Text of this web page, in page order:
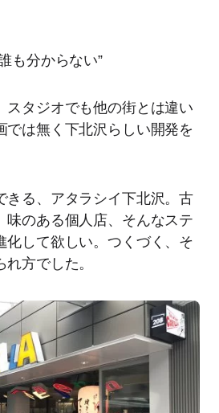
も分からない”
スタジオでも他の街とは違い
では無く下北沢らしい開発を
きる、アタラシイ下北沢。古
味のある個人店、そんなステ
化して欲しい。つくづく、そ
方でした。